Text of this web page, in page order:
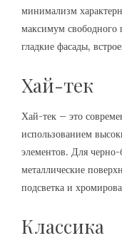
минимализм
максимум свободного
гладкие фасады,
Хай-тек
Хай-тек – это
использованием
элементов. Для
металлические
подсветка и
Классика